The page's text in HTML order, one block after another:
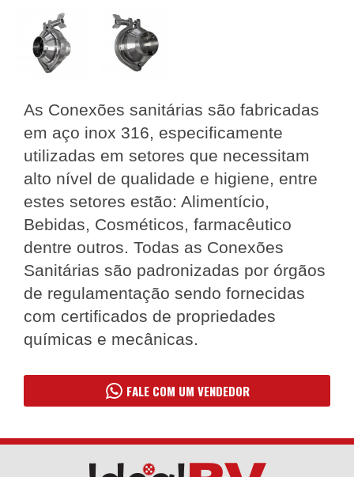
As Conexões sanitárias são fabricadas
em aço inox 316, especificamente
utilizadas em setores que necessitam
alto nível de qualidade e higiene, entre
estes setores estão: Alimentício,
Bebidas, Cosméticos, farmacêutico
dentre outros. Todas as Conexões
Sanitárias são padronizadas por órgãos
de regulamentação sendo fornecidas
com certificados de propriedades
químicas e mecânicas.
FALE COM UM VENDEDOR